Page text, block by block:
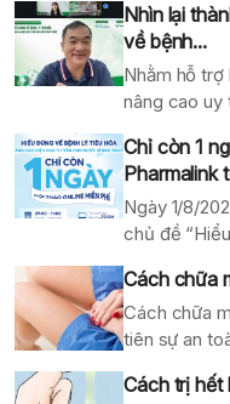
Nhìn lại
về bệnh...
Nhằm hỗ
nâng cao uy
Chỉ còn 1
Pharmalink
Ngày 1/8/
chủ đề
Cách chữa
Cách chữa
tiên sự an
Cách trị hết